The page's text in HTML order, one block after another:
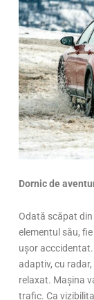
Dornic de
Odată scăpat
elementul său,
ușor
adaptiv, cu
relaxat. Mașina
trafic. Ca